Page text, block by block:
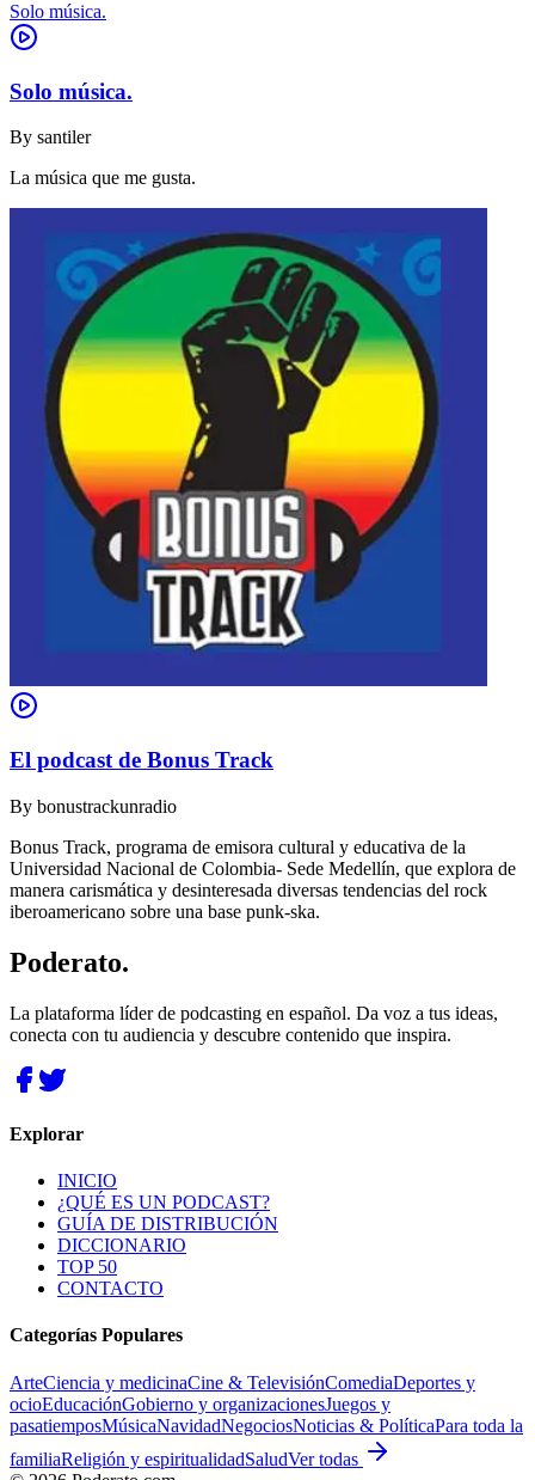
Solo música.
Solo música.
By santiler
La música que me gusta.
El podcast de Bonus Track
By bonustrackunradio
Bonus Track, programa de emisora cultural y educativa de la
Universidad Nacional de Colombia- Sede Medellín, que explora de
manera carismática y desinteresada diversas tendencias del rock
iberoamericano sobre una base punk-ska.
Poderato.
La plataforma líder de podcasting en español. Da voz a tus ideas,
conecta con tu audiencia y descubre contenido que inspira.
Explorar
INICIO
¿QUÉ ES UN PODCAST?
GUÍA DE DISTRIBUCIÓN
DICCIONARIO
TOP 50
CONTACTO
Categorías Populares
ArteCiencia y medicinaCine & TelevisiónComediaDeportes y
ocioEducaciónGobierno y organizacionesJuegos y
pasatiemposMúsicaNavidadNegociosNoticias & PolíticaPara toda la
familiaReligión y espiritualidadSaludVer todas